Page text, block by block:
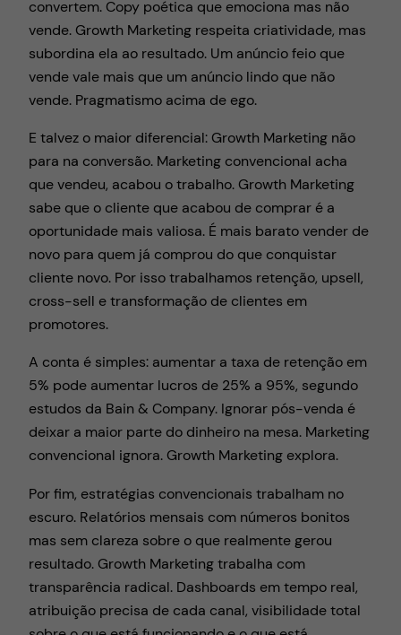
convertem. Copy poética que emociona mas não
vende. Growth Marketing respeita criatividade, mas
subordina ela ao resultado. Um anúncio feio que
vende vale mais que um anúncio lindo que não
vende. Pragmatismo acima de ego.
E talvez o maior diferencial: Growth Marketing não
para na conversão. Marketing convencional acha
que vendeu, acabou o trabalho. Growth Marketing
sabe que o cliente que acabou de comprar é a
oportunidade mais valiosa. É mais barato vender de
novo para quem já comprou do que conquistar
cliente novo. Por isso trabalhamos retenção, upsell,
cross-sell e transformação de clientes em
promotores.
A conta é simples: aumentar a taxa de retenção em
5% pode aumentar lucros de 25% a 95%, segundo
estudos da Bain & Company. Ignorar pós-venda é
deixar a maior parte do dinheiro na mesa. Marketing
convencional ignora. Growth Marketing explora.
Por fim, estratégias convencionais trabalham no
escuro. Relatórios mensais com números bonitos
mas sem clareza sobre o que realmente gerou
resultado. Growth Marketing trabalha com
transparência radical. Dashboards em tempo real,
atribuição precisa de cada canal, visibilidade total